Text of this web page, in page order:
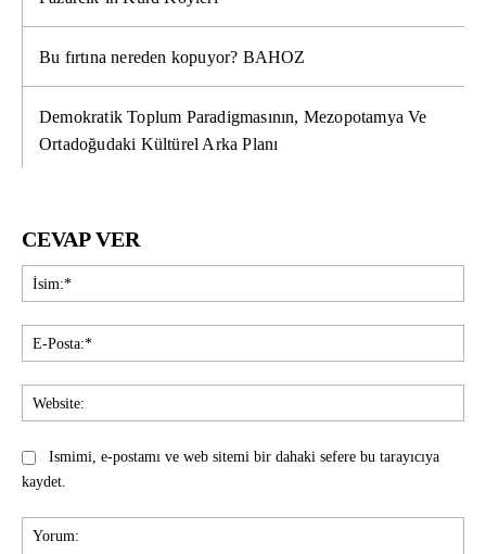
Bu fırtına nereden kopuyor? BAHOZ
Demokratik Toplum Paradigmasının, Mezopotamya Ve
Ortadoğudaki Kültürel Arka Planı
CEVAP VER
Ismimi, e-postamı ve web sitemi bir dahaki sefere bu tarayıcıya
kaydet.